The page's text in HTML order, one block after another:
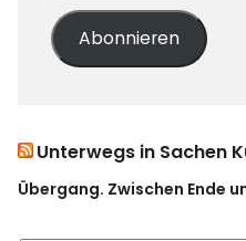
Abonnieren
Unterwegs in Sachen
Übergang. Zwischen Ende